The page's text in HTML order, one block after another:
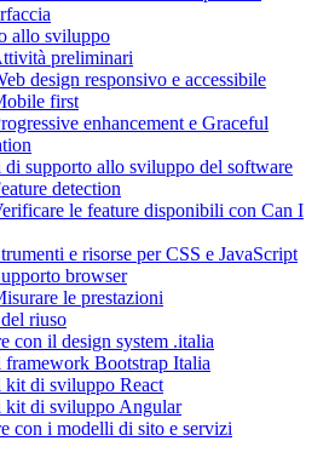
allo sviluppo
preliminari
design responsivo e accessibile
first
enhancement e Graceful
di supporto allo sviluppo del software
detection
le feature disponibili con Can I
e risorse per CSS e JavaScript
browser
le prestazioni
riuso
con il design system .italia
framework Bootstrap Italia
kit di sviluppo React
kit di sviluppo Angular
con i modelli di sito e servizi